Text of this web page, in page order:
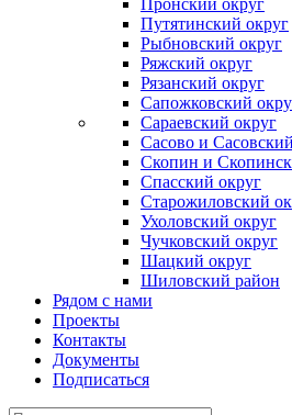
Пронский округ
Путятинский округ
Рыбновский округ
Ряжский округ
Рязанский округ
Сапожковский
Сараевский округ
Сасово и
Скопин и
Спасский округ
Старожиловский
Ухоловский округ
Чучковский округ
Шацкий округ
Шиловский район
Рядом с нами
Проекты
Контакты
Документы
Подписаться